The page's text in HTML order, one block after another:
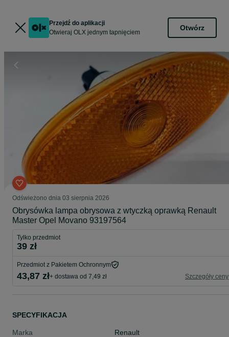
Przejdź do aplikacji
Otwieraj OLX jednym tapnięciem
Otwórz
Odświeżono dnia 03 sierpnia 2026
Obrysówka lampa obrysowa z wtyczką oprawką Renault
Master Opel Movano 93197564
Tylko przedmiot
39 zł
Przedmiot z Pakietem Ochronnym
43,87 zł+ dostawa od 7,49 zł Szczegóły ceny
SPECYFIKACJA
Marka
Renault